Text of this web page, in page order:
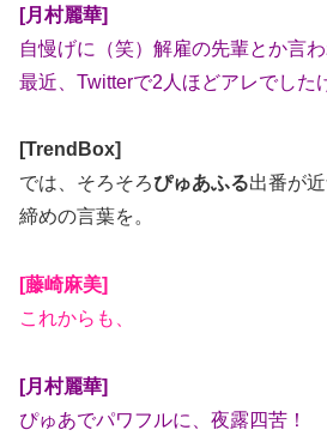
[月村麗華]
自慢げに（笑）解雇の先輩とか言わ
最近、Twitterで2人ほどアレでした
[TrendBox]
では、そろそろぴゅあふる出番が
締めの言葉を。
[藤崎麻美]
これからも、
[月村麗華]
ぴゅあでパワフルに、夜露四苦！